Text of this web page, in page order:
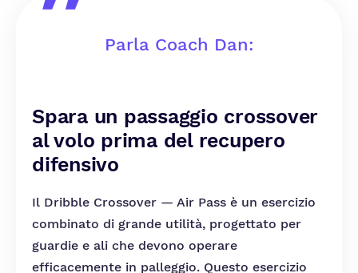
Parla Coach Dan:
Spara un passaggio crossover
al volo prima del recupero
difensivo
Il Dribble Crossover — Air Pass è un esercizio
combinato di grande utilità, progettato per
guardie e ali che devono operare
efficacemente in palleggio. Questo esercizio